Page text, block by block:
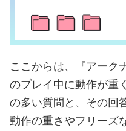
ここからは、『アーク
のプレイ中に動作が重
の多い質問と、その回
動作の重さやフリーズ